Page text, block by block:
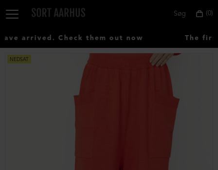
0
Søg
arrived. Check them out now The first
NEDSAT